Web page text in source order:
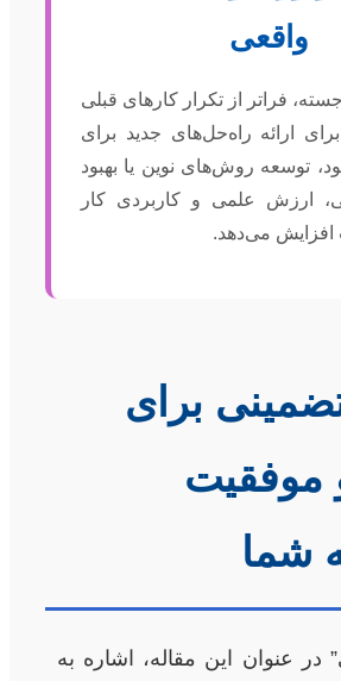
واقعی
فراتر از تکرار کارهای قبلی
ارائه راه‌حل‌های جدید برای
توسعه روش‌های نوین یا بهبود
ارزش علمی و کاربردی کار
افزایش می‌دهد.
برای
موفقیت
شما
در عنوان این مقاله، اشاره به